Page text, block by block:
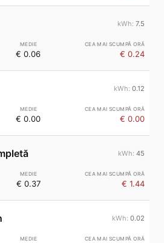
7.5
€ 0.06 € 0.24
0.12
€ 0.00 € 0.00
45
€ 0.37 € 1.44
0.02